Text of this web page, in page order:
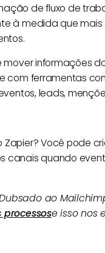
de fluxo de
à medida que mais
informações
com ferramentas
leads,
Você pode
canais quando
ao
e isso nos